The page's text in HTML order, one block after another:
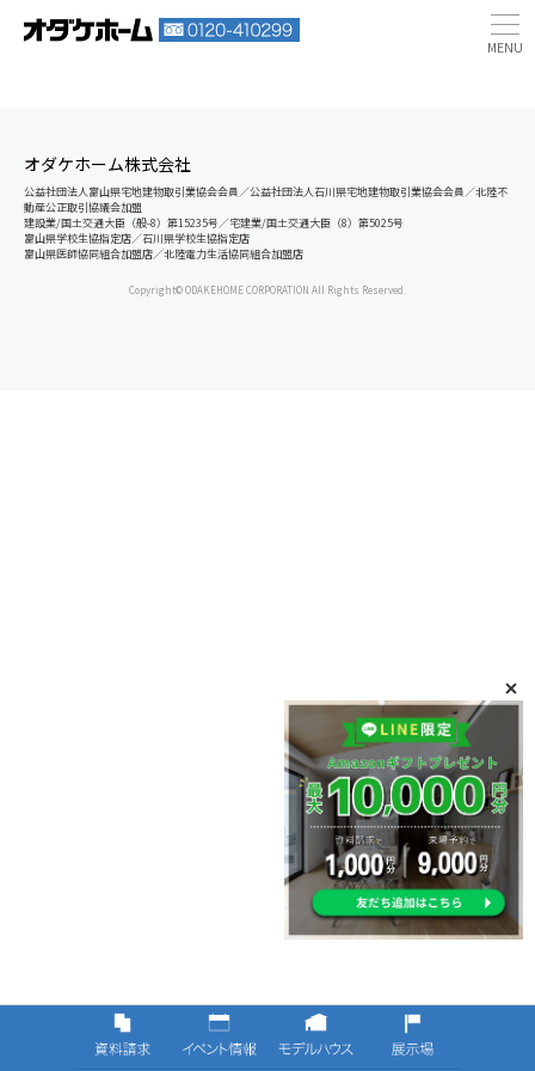
オダケホーム株式会社
公益社団法人富山県宅地建物取引業協会会員／公益社団法人石川県宅地建物取引業協会会員／北陸不
動産公正取引協議会加盟
建設業/国土交通大臣（般-8）第15235号／宅建業/国土交通大臣（8）第5025号
富山県学校生協指定店／石川県学校生協指定店
富山県医師協同組合加盟店／北陸電力生活協同組合加盟店
Copyright© ODAKEHOME CORPORATION All Rights Reserved.